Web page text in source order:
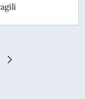
Pagina successiva